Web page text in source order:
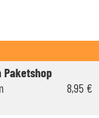
Paketshop
8,95 €